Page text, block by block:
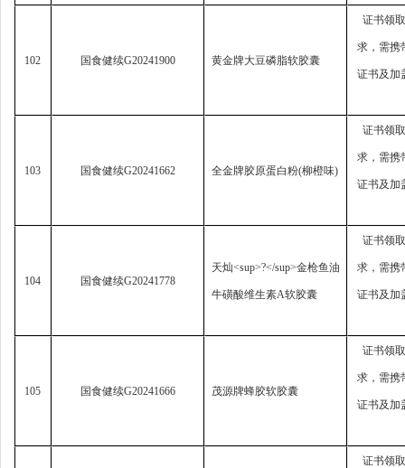
102 国食健续G20241900 黄金牌大豆磷脂软胶囊
证书领
求， 需携
证书及加
103 国食健续G20241662 全金牌胶原蛋白粉(柳橙味)
证书领
求， 需携
证书及加
104 国食健续G20241778
天灿<sup>?</sup>金枪鱼油
牛磺酸维生素A软胶囊
证书领
求， 需携
证书及加
105 国食健续G20241666 茂源牌蜂胶软胶囊
证书领
求， 需携
证书及加
证书领